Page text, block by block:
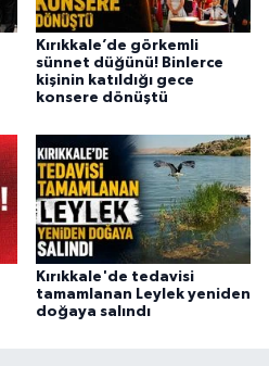
Kırıkkale’de görkemli
sünnet düğünü! Binlerce
kişinin katıldığı gece
konsere dönüştü
Kırıkkale'de tedavisi
tamamlanan Leylek yeniden
doğaya salındı